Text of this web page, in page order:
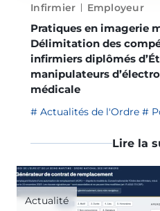
Infirmier
Employeur
Pratiques en imagerie
Délimitation des
infirmiers diplômés
manipulateurs
médicale
Actualités de l'Ordre
Lire la
Actualité